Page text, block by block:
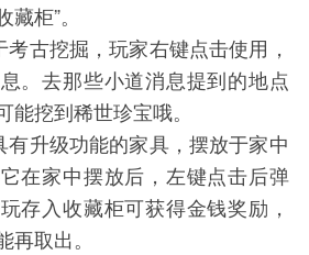
柜”。
考古挖掘，玩家右键点击使用，
。去那些小道消息提到的地点
挖到稀世珍宝哦。
有升级功能的家具，摆放于家中
在家中摆放后，左键点击后弹
存入收藏柜可获得金钱奖励，
取出。